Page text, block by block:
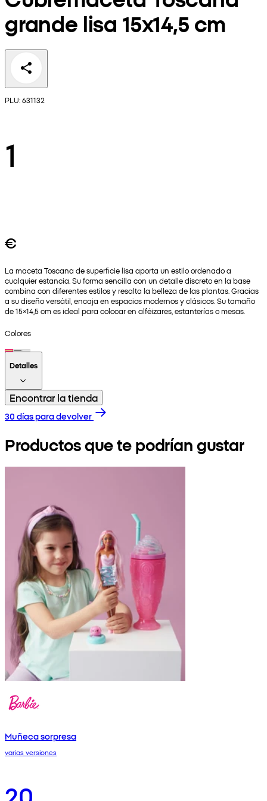
grande lisa 15x14,5 cm
PLU: 631132
1
€
La maceta Toscana de superficie lisa aporta un estilo ordenado a
cualquier estancia. Su forma sencilla con un detalle discreto en la base
combina con diferentes estilos y resalta la belleza de las plantas. Gracias
a su diseño versátil, encaja en espacios modernos y clásicos. Su tamaño
de 15×14,5 cm es ideal para colocar en alféizares, estanterías o mesas.
Colores
Detalles
Encontrar la tienda
30 días para devolver
Productos que te podrían gustar
Muñeca sorpresa
varias versiones